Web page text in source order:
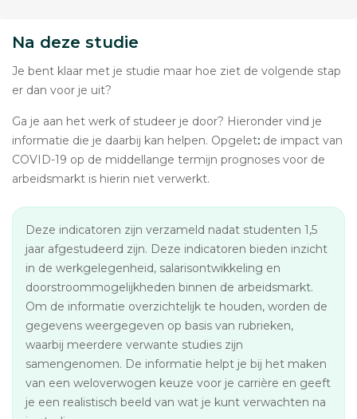
Na deze studie
Je bent klaar met je studie maar hoe ziet de volgende stap
er dan voor je uit?
Ga je aan het werk of studeer je door? Hieronder vind je
informatie die je daarbij kan helpen. Opgelet: de impact van
COVID-19 op de middellange termijn prognoses voor de
arbeidsmarkt is hierin niet verwerkt.
Deze indicatoren zijn verzameld nadat studenten 1,5
jaar afgestudeerd zijn. Deze indicatoren bieden inzicht
in de werkgelegenheid, salarisontwikkeling en
doorstroommogelijkheden binnen de arbeidsmarkt.
Om de informatie overzichtelijk te houden, worden de
gegevens weergegeven op basis van rubrieken,
waarbij meerdere verwante studies zijn
samengenomen. De informatie helpt je bij het maken
van een weloverwogen keuze voor je carrière en geeft
je een realistisch beeld van wat je kunt verwachten na